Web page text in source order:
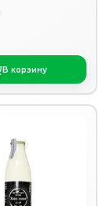
В корзину